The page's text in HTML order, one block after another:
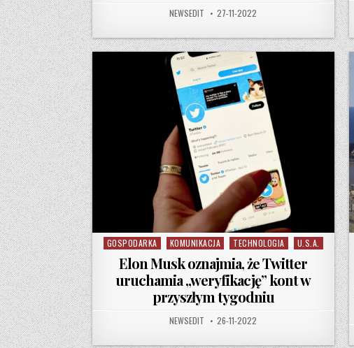
AUTHOR:
NEWSEDIT PUBLISHED DATE:
27-11-2022
Posted in
GOSPODARKA KOMUNIKACJA TECHNOLOGIA U.S.A.
Elon Musk oznajmia, że Twitter
uruchamia „weryfikację” kont w
przyszłym tygodniu
AUTHOR:
NEWSEDIT PUBLISHED DATE:
26-11-2022